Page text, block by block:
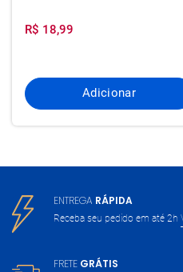
R$ 18,99
Adicionar
ENTREGA RÁPIDA
Receba seu pedido em até 2h
FRETE GRÁTIS